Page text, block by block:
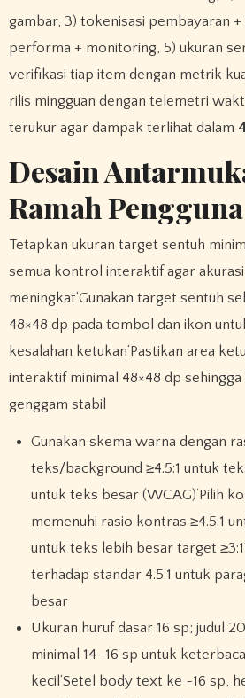
gambar, 3) tokenisasi pembayaran +
performa + monitoring, 5) ukuran
verifikasi tiap item dengan metrik
rilis mingguan dengan telemetri
terukur agar dampak terlihat dalam
Desain
Ramah Pengguna
Tetapkan ukuran target sentuh
semua kontrol interaktif agar
meningkat‘Gunakan target sentuh
48×48 dp pada tombol dan ikon
kesalahan ketukan‘Pastikan area
interaktif minimal 48×48 dp
genggam stabil
Gunakan skema warna dengan
teks/background ≥4.5:1 untuk
untuk teks besar (WCAG)‘Pilih
memenuhi rasio kontras ≥4.5:1
untuk teks lebih besar target
terhadap standar 4.5:1 untuk
besar
Ukuran huruf dasar 16 sp; judul
minimal 14–16 sp untuk
kecil‘Setel body text ke ~16 sp,